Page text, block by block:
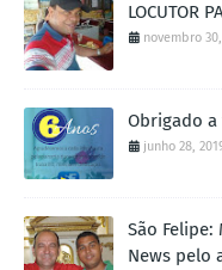
LOCUTOR
novembro
Obrigado a
junho 28,
São Felipe:
News pelo